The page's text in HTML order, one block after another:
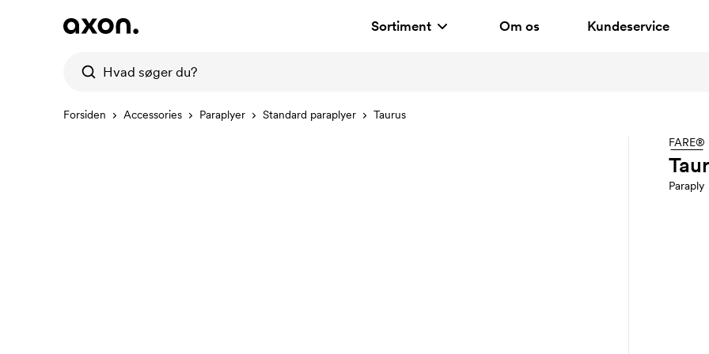
Sortiment Om os Kundeservice
Forsiden Accessories Paraplyer Standard paraplyer
Taurus
FARE®
Paraply